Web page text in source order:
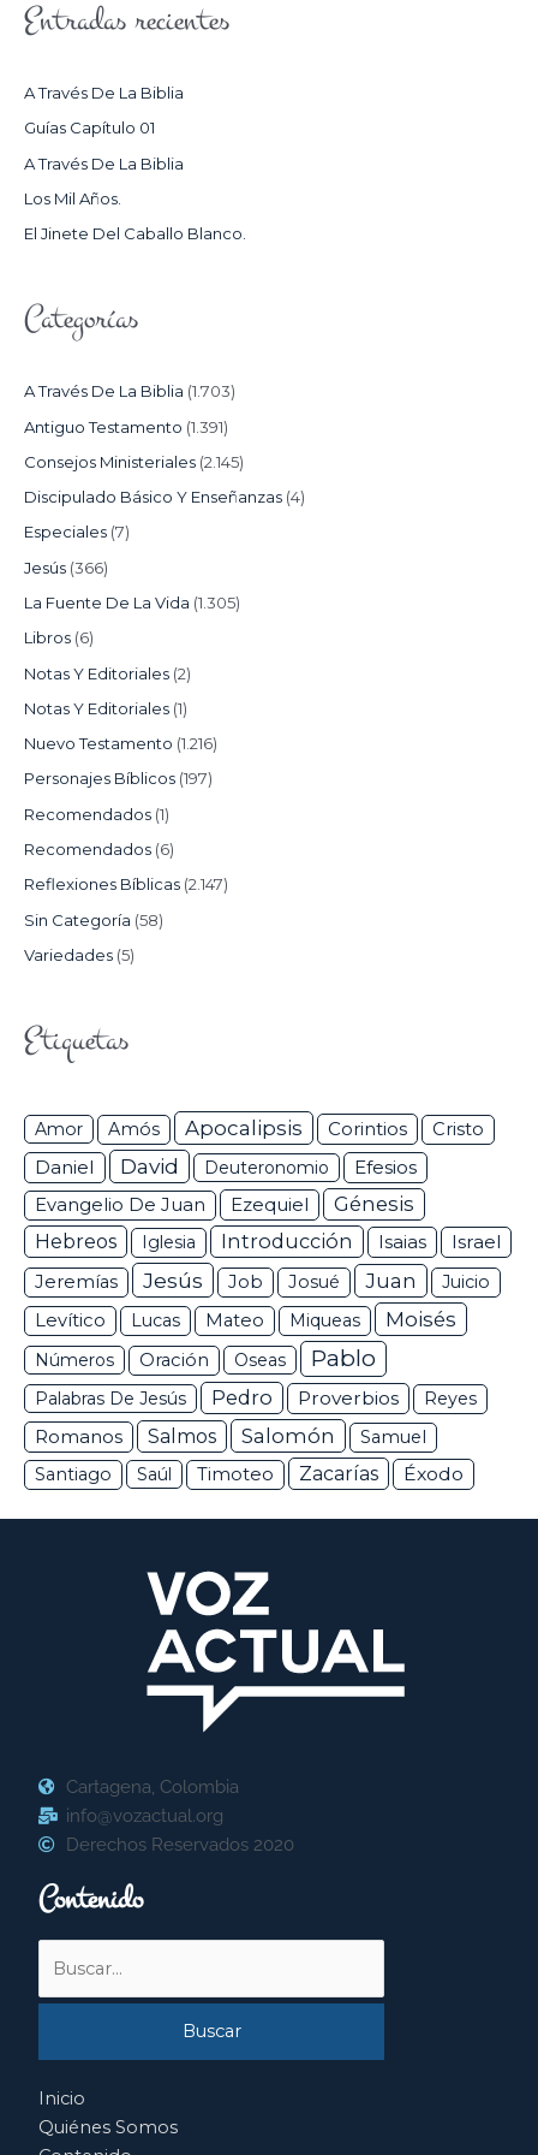
C
R
:
Entradas recientes
A Través De La Biblia
Guías Capítulo 01
A Través De La Biblia
Los Mil Años.
El Jinete Del Caballo Blanco.
Categorías
A Través De La Biblia (1.703)
Antiguo Testamento (1.391)
Consejos Ministeriales (2.145)
Discipulado Básico Y Enseñanzas (4)
Especiales (7)
Jesús (366)
La Fuente De La Vida (1.305)
Libros (6)
Notas Y Editoriales (2)
Notas Y Editoriales (1)
Nuevo Testamento (1.216)
Personajes Bíblicos (197)
Recomendados (1)
Recomendados (6)
Reflexiones Bíblicas (2.147)
Sin Categoría (58)
Variedades (5)
Etiquetas
Amor Amós Apocalipsis Corintios Cristo
Daniel David Deuteronomio Efesios
Evangelio De Juan Ezequiel
Génesis
Hebreos
Iglesia Introducción Isaias Israel
Jeremías Jesús Job Josué Juan
Juicio
Levítico
Lucas Mateo Miqueas Moisés
Números Oración Oseas Pablo
Palabras De Jesús Pedro Proverbios Reyes
Romanos Salmos Salomón
Samuel
Santiago
Saúl Timoteo Zacarías Éxodo
Cartagena, Colombia
info@vozactual.org
Derechos Reservados 2020
Contenido
por:
Inicio
Quiénes Somos